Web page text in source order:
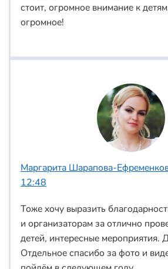
стоит, огромное внимание к
огромное!
Маргарита Шарапова-
12:48
Тоже хочу выразить
и организаторам за отлично
детей, интересные мероприятия.
Отдельное спасибо за фото и